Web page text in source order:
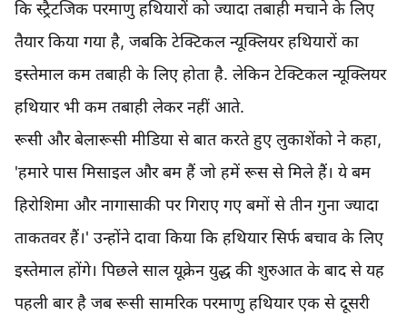
कि स्ट्रैटजिक परमाणु हथियारों को ज्यादा तबाही मचाने के लिए
तैयार किया गया है, जबकि टेक्टिकल न्यूक्लियर हथियारों का
इस्तेमाल कम तबाही के लिए होता है. लेकिन टेक्टिकल न्यूक्लियर
हथियार भी कम तबाही लेकर नहीं आते.
रूसी और बेलारूसी मीडिया से बात करते हुए लुकाशेंको ने कहा,
'हमारे पास मिसाइल और बम हैं जो हमें रूस से मिले हैं। ये बम
हिरोशिमा और नागासाकी पर गिराए गए बमों से तीन गुना ज्यादा
ताकतवर हैं।' उन्होंने दावा किया कि हथियार सिर्फ बचाव के लिए
इस्तेमाल होंगे। पिछले साल यूक्रेन युद्ध की शुरुआत के बाद से यह
पहली बार है जब रूसी सामरिक परमाणु हथियार एक से दूसरी